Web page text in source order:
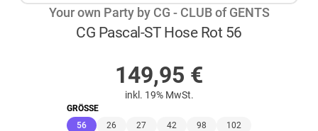
Your own Party by CG - CLUB of GENTS
CG Pascal-ST Hose Rot 56
149,95 €
inkl. 19% MwSt.
GRÖSSE
56(ausgewählt)
26 27 42 98
102